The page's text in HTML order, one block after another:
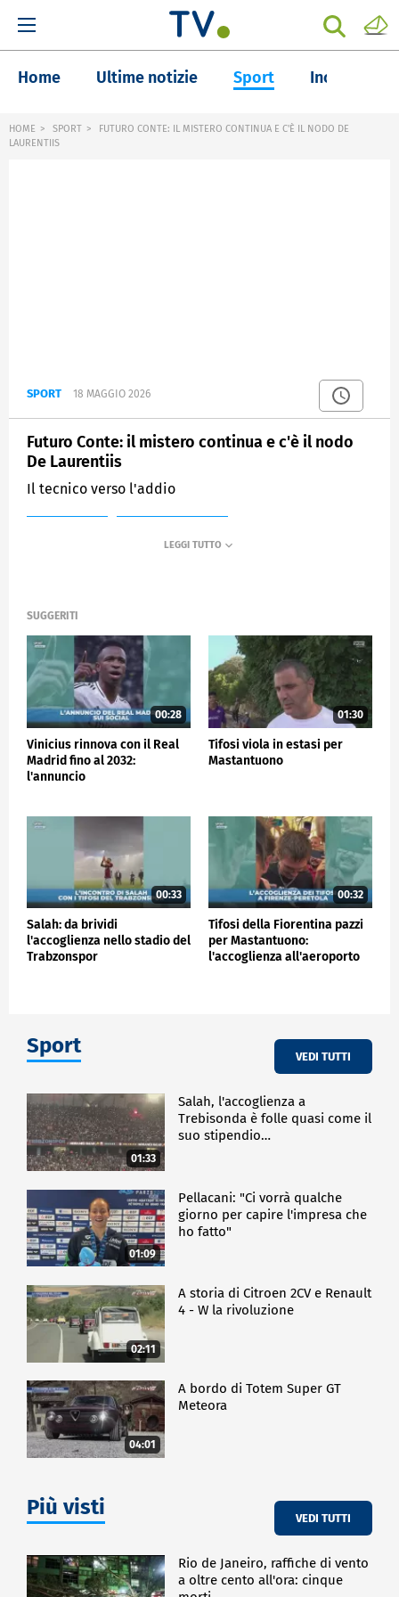
Home Ultime notizie Sport Inchieste
HOME SPORT
FUTURO CONTE: IL MISTERO CONTINUA E C'È IL NODO DE
LAURENTIIS
SPORT 18 MAGGIO 2026
Futuro Conte: il mistero continua e c'è il nodo
De Laurentiis
Il tecnico verso l'addio
SUGGERITI
00:28
Vinicius rinnova con il Real
Madrid fino al 2032:
l'annuncio
01:30
Tifosi viola in estasi per
Mastantuono
00:33
Salah: da brividi
l'accoglienza nello stadio del
Trabzonspor
00:32
Tifosi della Fiorentina pazzi
per Mastantuono:
l'accoglienza all'aeroporto
Sport VEDI TUTTI
01:33
Salah, l'accoglienza a
Trebisonda è folle quasi come il
suo stipendio…
01:09
Pellacani: "Ci vorrà qualche
giorno per capire l'impresa che
ho fatto"
02:11
A storia di Citroen 2CV e Renault
4 - W la rivoluzione
04:01
A bordo di Totem Super GT
Meteora
Più visti VEDI TUTTI
Rio de Janeiro, raffiche di vento
a oltre cento all'ora: cinque